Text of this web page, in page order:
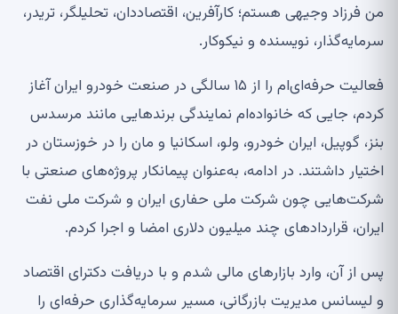
من فرزاد وجیهی هستم؛ کارآفرین، اقتصاددان، تحلیلگر، تریدر،
سرمایه‌گذار، نویسنده و نیکوکار.
فعالیت حرفه‌ای‌ام را از ۱۵ سالگی در صنعت خودرو ایران آغاز
کردم، جایی که خانواده‌ام نمایندگی برندهایی مانند مرسدس
بنز، گوپیل، ایران خودرو، ولو، اسکانیا و مان را در خوزستان در
اختیار داشتند. در ادامه، به‌عنوان پیمانکار پروژه‌های صنعتی با
شرکت‌هایی چون شرکت ملی حفاری ایران و شرکت ملی نفت
ایران، قراردادهای چند میلیون دلاری امضا و اجرا کردم.
پس از آن، وارد بازارهای مالی شدم و با دریافت دکترای اقتصاد
و لیسانس مدیریت بازرگانی، مسیر سرمایه‌گذاری حرفه‌ای را